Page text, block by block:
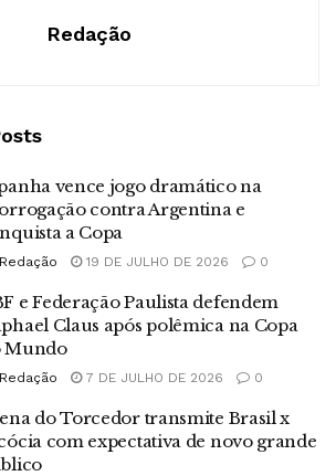
Redação
vence jogo dramático na
contra Argentina e
a Copa
Redação 19 DE JULHO DE 2026 0
e Federação Paulista defendem
Claus após polêmica na Copa
Mundo
Redação 7 DE JULHO DE 2026 0
do Torcedor transmite Brasil x
com expectativa de novo grande